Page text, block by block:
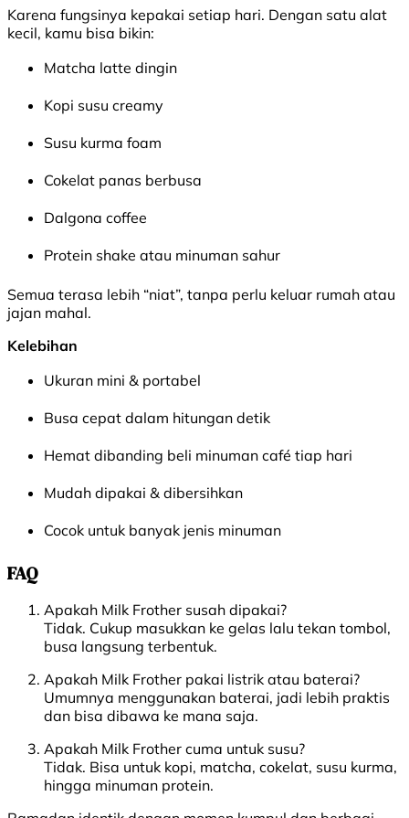
Karena fungsinya kepakai setiap hari. Dengan satu alat
kecil, kamu bisa bikin:
Matcha latte dingin
Kopi susu creamy
Susu kurma foam
Cokelat panas berbusa
Dalgona coffee
Protein shake atau minuman sahur
Semua terasa lebih “niat”, tanpa perlu keluar rumah atau
jajan mahal.
Kelebihan
Ukuran mini & portabel
Busa cepat dalam hitungan detik
Hemat dibanding beli minuman café tiap hari
Mudah dipakai & dibersihkan
Cocok untuk banyak jenis minuman
FAQ
Apakah Milk Frother susah dipakai?
Tidak. Cukup masukkan ke gelas lalu tekan tombol,
busa langsung terbentuk.
Apakah Milk Frother pakai listrik atau baterai?
Umumnya menggunakan baterai, jadi lebih praktis
dan bisa dibawa ke mana saja.
Apakah Milk Frother cuma untuk susu?
Tidak. Bisa untuk kopi, matcha, cokelat, susu kurma,
hingga minuman protein.